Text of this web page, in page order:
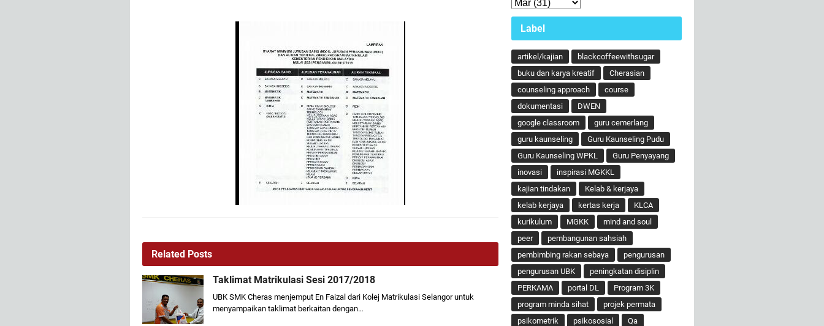
Related Posts
Taklimat Matrikulasi Sesi 2017/2018
UBK SMK Cheras menjemput En Faizal dari Kolej Matrikulasi Selangor untuk
menyampaikan taklimat berkaitan dengan…
Label
artikel/kajian
blackcoffeewithsugar
buku dan karya kreatif
Cherasian
counseling approach
course
dokumentasi
DWEN
google classroom
guru cemerlang
guru kaunseling
Guru Kaunseling Pudu
Guru Kaunseling WPKL
Guru Penyayang
inovasi
inspirasi MGKKL
kajian tindakan
Kelab & kerjaya
kelab kerjaya
kertas kerja
KLCA
kurikulum
MGKK
mind and soul
peer
pembangunan sahsiah
pembimbing rakan sebaya
pengurusan
pengurusan UBK
peningkatan disiplin
PERKAMA
portal DL
Program 3K
program minda sihat
projek permata
psikometrik
psikososial
Qa